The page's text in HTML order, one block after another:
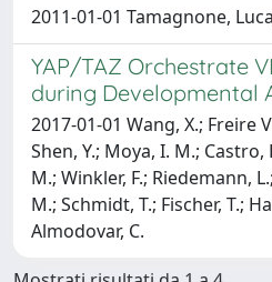
2011-01-01 Tamagnone,
YAP/TAZ Orchestrate
during Developmental
2017-01-01 Wang, X.; Freire
Shen, Y.; Moya, I. M.; Castro,
M.; Winkler, F.; Riedemann,
M.; Schmidt, T.; Fischer, T.;
Almodovar, C.